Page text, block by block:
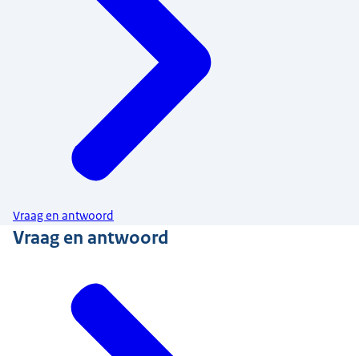
Vraag en antwoord
Vraag en antwoord